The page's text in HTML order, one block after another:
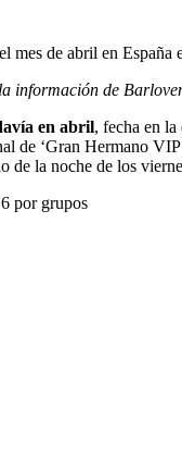
de abril en España
información de
en abril, fecha en
de ‘Gran Hermano
de la noche de los